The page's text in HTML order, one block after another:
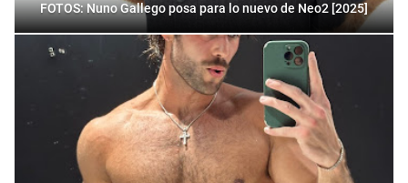
FOTOS: Nuno Gallego posa para lo nuevo de Neo2 [2025]